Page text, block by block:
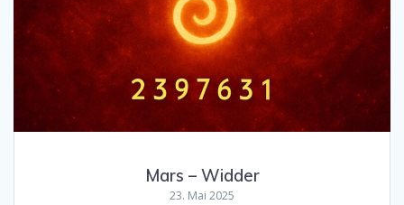
Mars – Widder
23. Mai 2025